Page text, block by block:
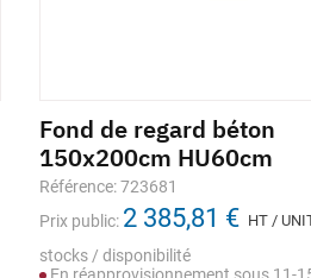
Fond de regard béton
150x200cm HU60cm
Référence: 723681
Prix public: 2 385,81 € HT /
stocks / disponibilité